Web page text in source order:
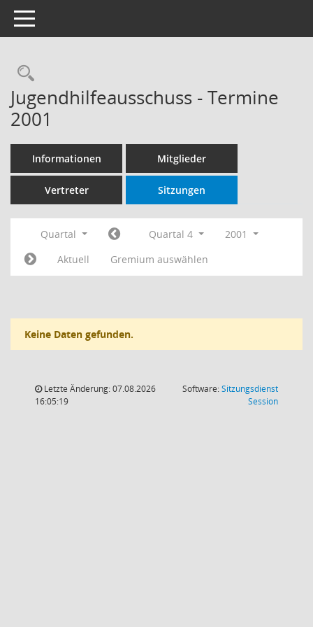
Toggle navigation
Rechercheauswahl
Jugendhilfeausschuss - Termine
2001
Informationen Mitglieder
Vertreter Sitzungen
Quartal Quartal 4
2001
Aktuell
Gremium auswählen
Keine Daten gefunden.
Letzte Änderung: 07.08.2026
16:05:19
Software:Sitzungsdienst
Session(Wird in